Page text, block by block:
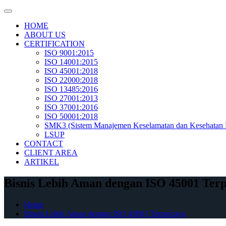
Skip
contentHOME
ABOUT US
CERTIFICATION
ISO 9001:2015
ISO 14001:2015
ISO 45001:2018
ISO 22000:2018
ISO 13485:2016
ISO 27001:2013
ISO 37001:2016
ISO 50001:2018
SMK3 (Sistem Manajemen Keselamatan dan Kesehatan
LSUP
CONTACT
CLIENT AREA
ARTIKEL
Bisnis Lebih Aman dengan ISO 45001
Home
Bisnis Lebih Aman dengan ISO 45001 Terpercaya